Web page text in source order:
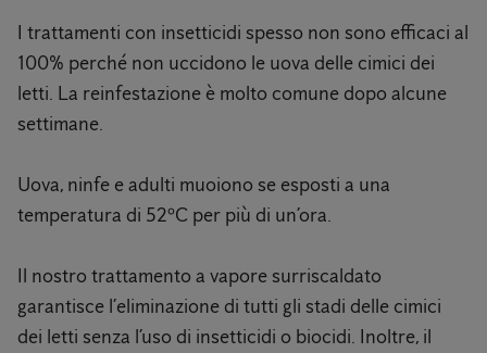
I trattamenti con insetticidi spesso non sono efficaci al
100% perché non uccidono le uova delle cimici dei
letti. La reinfestazione è molto comune dopo alcune
settimane.
Uova, ninfe e adulti muoiono se esposti a una
temperatura di 52ºC per più di un’ora.
Il nostro trattamento a vapore surriscaldato
garantisce l’eliminazione di tutti gli stadi delle cimici
dei letti senza l’uso di insetticidi o biocidi. Inoltre, il